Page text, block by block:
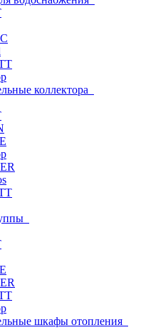
коллектора
шкафы отопления